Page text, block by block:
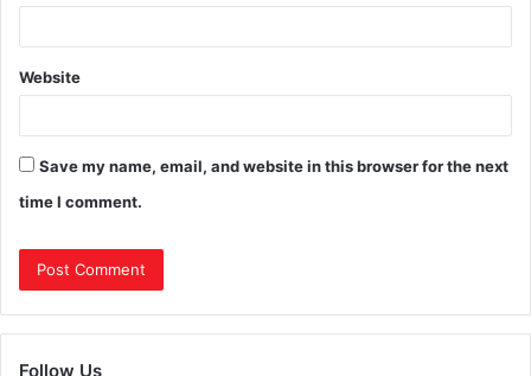
Website
Save my name, email, and website in this browser for the next
time I comment.
Follow Us